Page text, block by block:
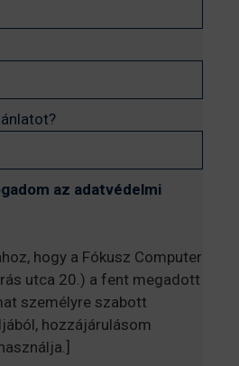
az adatvédelmi
hogy a Fókusz Computer
utca 20.) a fent megadott
személyre szabott
hozzájárulásom